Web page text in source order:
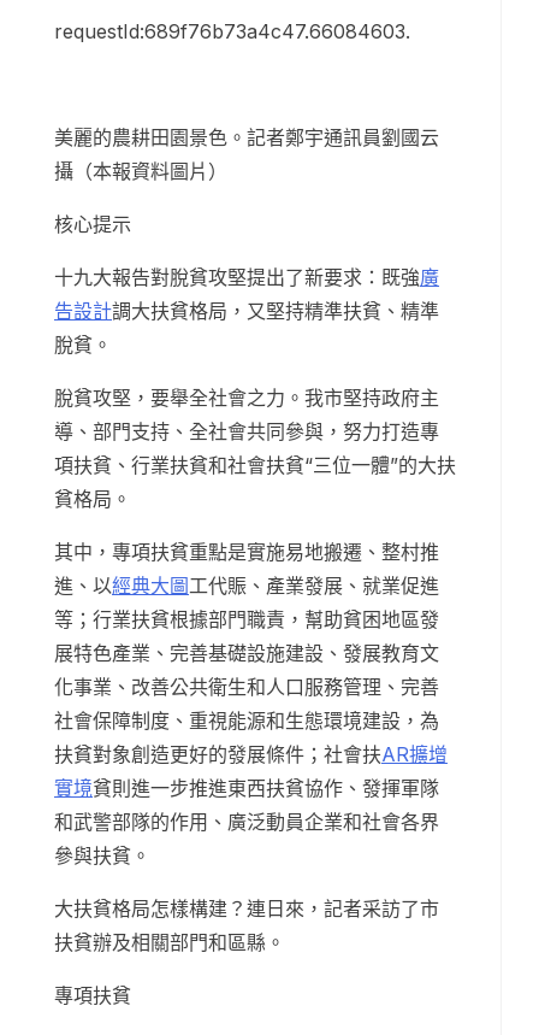
requestId:689f76b73a4c47.66084603.
美麗的農耕田園景色。記者鄭宇通訊員劉國云
攝（本報資料圖片）
核心提示
十九大報告對脫貧攻堅提出了新要求：既強廣
告設計調大扶貧格局，又堅持精準扶貧、精準
脫貧。
脫貧攻堅，要舉全社會之力。我市堅持政府主
導、部門支持、全社會共同參與，努力打造專
項扶貧、行業扶貧和社會扶貧“三位一體”的大扶
貧格局。
其中，專項扶貧重點是實施易地搬遷、整村推
進、以經典大圖工代賑、產業發展、就業促進
等；行業扶貧根據部門職責，幫助貧困地區發
展特色產業、完善基礎設施建設、發展教育文
化事業、改善公共衛生和人口服務管理、完善
社會保障制度、重視能源和生態環境建設，為
扶貧對象創造更好的發展條件；社會扶AR擴增
實境貧則進一步推進東西扶貧協作、發揮軍隊
和武警部隊的作用、廣泛動員企業和社會各界
參與扶貧。
大扶貧格局怎樣構建？連日來，記者采訪了市
扶貧辦及相關部門和區縣。
專項扶貧